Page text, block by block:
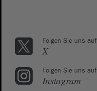
Folgen Sie uns auf
X
Folgen Sie uns auf
Instagram